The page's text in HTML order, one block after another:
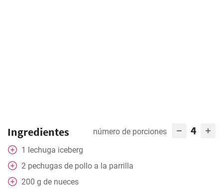
Ingredientes número de porciones 4
1 lechuga iceberg
2 pechugas de pollo a la parrilla
200 g de nueces